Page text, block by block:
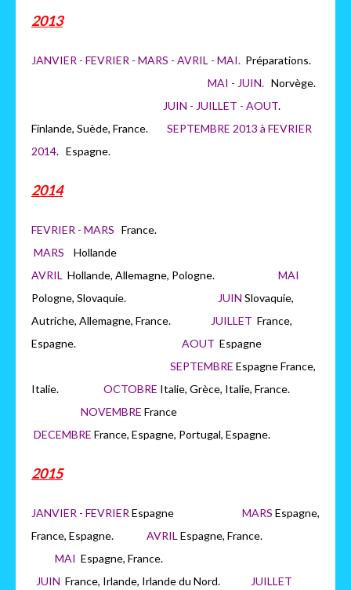
2013
JANVIER - FEVRIER - MARS - AVRIL - MAI. Préparations.
MAI - JUIN. Norvège.
JUIN - JUILLET - AOUT.
Finlande, Suède, France. SEPTEMBRE 2013 à FEVRIER
2014. Espagne.
2014
FEVRIER - MARS France.
MARS Hollande
AVRIL Hollande, Allemagne, Pologne. MAI
Pologne, Slovaquie.
JUIN Slovaquie,
Autriche, Allemagne, France.
JUILLET France,
Espagne. AOUT Espagne
SEPTEMBRE Espagne France,
Italie. OCTOBRE Italie, Grèce, Italie, France.
NOVEMBRE France
DECEMBRE France, Espagne, Portugal, Espagne.
2015
JANVIER - FEVRIER Espagne MARS Espagne,
France, Espagne. AVRIL Espagne, France.
MAI Espagne, France.
JUIN France, Irlande, Irlande du Nord.
JUILLET